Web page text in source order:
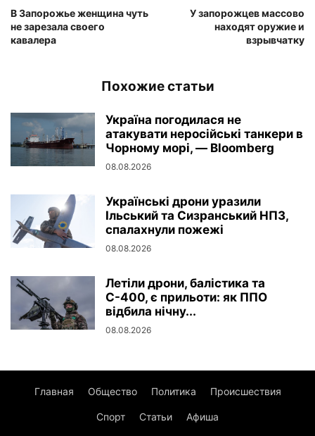
В Запорожье женщина чуть
не зарезала своего
кавалера
У запорожцев массово
находят оружие и
взрывчатку
Похожие статьи
Україна погодилася не
атакувати неросійські танкери в
Чорному морі, — Bloomberg
08.08.2026
Українські дрони уразили
Ільський та Сизранський НПЗ,
спалахнули пожежі
08.08.2026
Летіли дрони, балістика та
С-400, є прильоти: як ППО
відбила нічну...
08.08.2026
Главная Общество Политика Происшествия
Спорт Статьи Афиша